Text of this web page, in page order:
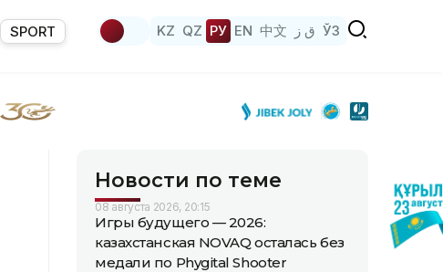
SPORT KZ QZ РУ EN 中文 ق ز ЎЗ
Новости по теме
08 августа 2026, 20:15
Игры будущего — 2026:
казахстанская NOVAQ осталась без
медали по Phygital Shooter